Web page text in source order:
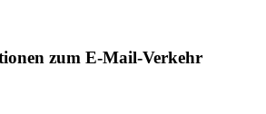
zum E-Mail-Verkehr